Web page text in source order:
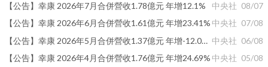
【公告】幸康 2026年7月合併營收1.78億元 年增12.1% 中央社 08/07
【公告】幸康 2026年6月合併營收1.61億元 年增23.41% 中央社 07/08
【公告】幸康 2026年5月合併營收1.37億元 年增-12.03% 中央社 06/08
【公告】幸康 2026年4月合併營收1.76億元 年增24.69% 中央社 05/08